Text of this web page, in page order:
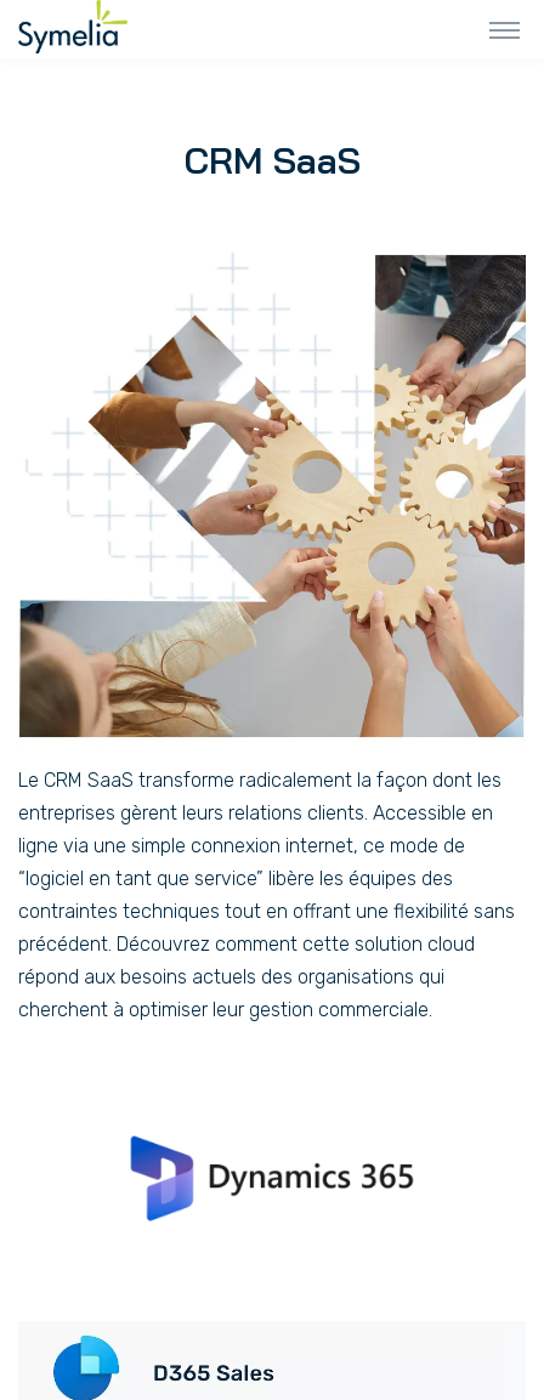
CRM SaaS
Le CRM SaaS transforme radicalement la façon dont les
entreprises gèrent leurs relations clients. Accessible en
ligne via une simple connexion internet, ce mode de
“logiciel en tant que service” libère les équipes des
contraintes techniques tout en offrant une flexibilité sans
précédent. Découvrez comment cette solution cloud
répond aux besoins actuels des organisations qui
cherchent à optimiser leur gestion commerciale.